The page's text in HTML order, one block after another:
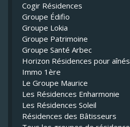
Cogir Résidences
Groupe Édifio
Groupe Lokia
Groupe Patrimoine
Groupe Santé Arbec
Horizon Résidences pour aînés
Immo 1ère
Le Groupe Maurice
Les Résidences Enharmonie
Les Résidences Soleil
Résidences des Bâtisseurs